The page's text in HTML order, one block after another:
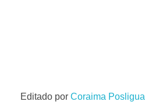
Editado por Coraima Posligua